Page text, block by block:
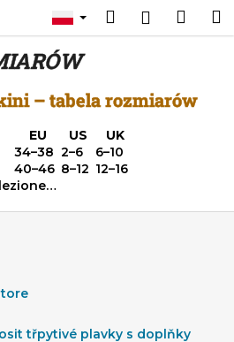
SzukajZaloguj
– tabela rozmiarów
EU US
UK
34–38 2–6
6–10
40–46 8–12 12–16
třpytivé plavky s doplňky